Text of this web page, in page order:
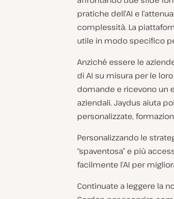
s
e
d
l
c
l
i
e
n
t
e
pratiche dell’AI e
complessità. La
utile in modo specifico
Anziché essere le
di AI su misura per le
domande e ricevono un
aziendali. Jaydus aiuta
personalizzate,
Personalizzando le
“spaventosa” e più
facilmente l’AI per
Continuate a leggere la